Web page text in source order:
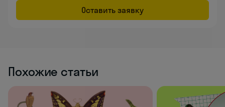
Оставить заявку
Похожие статьи